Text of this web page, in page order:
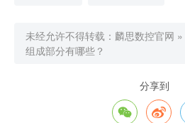
未经允许不得转载： 麟思数控官网 »
组成部分有哪些？
分享到
 